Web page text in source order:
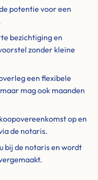
potentie voor een
bezichtiging en
zonder kleine
een flexibele
mag ook maanden
op en
de notaris.
bij de notaris en wordt